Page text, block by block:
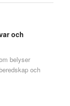
och
belyser
och